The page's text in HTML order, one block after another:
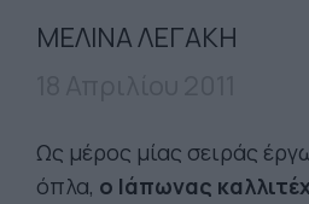
ΜΕΛΙΝΑ ΛΕΓΑΚΗ
Ως μέρος μίας σειράς
όπλα, ο Ιάπωνας